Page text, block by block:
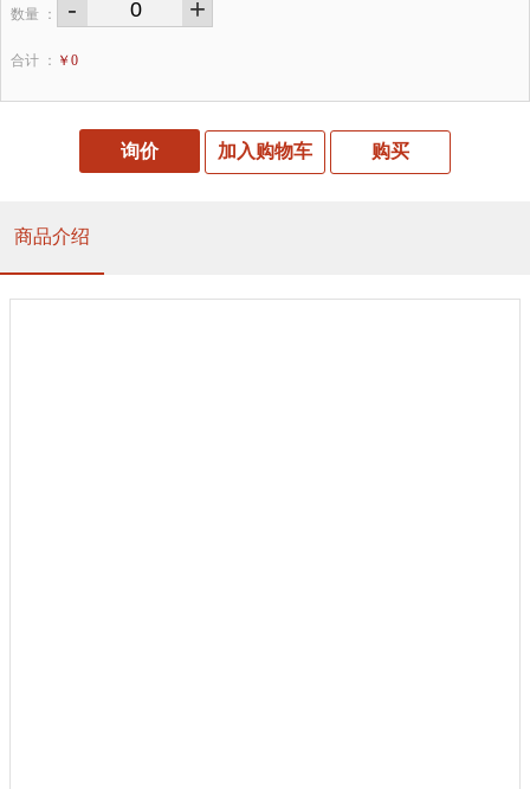
数量 ： - +
合计 ： ￥ 0
询价 加入购物车 购买
商品介绍